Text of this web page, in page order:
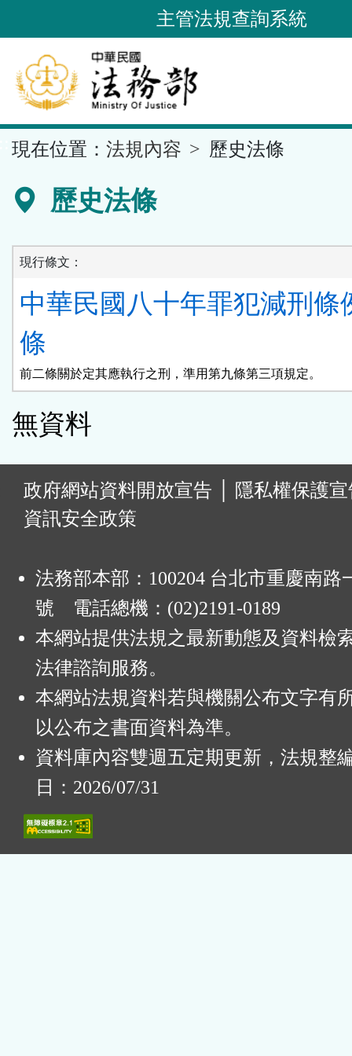
到
要
內
容
區
主管法規查詢系統
現在位置： 法規內容 歷史法條
歷史法條
現行條文：
中華民國八十年罪犯減刑條
條
前二條關於定其應執行之刑，準用第九條第三項規定。
無資料
政府網站資料開放宣告
隱私權保護
資訊安全政策
法務部本部：100204 台北市重慶南路
號 電話總機：(02)2191-0189
本網站提供法規之最新動態及資料檢
法律諮詢服務。
本網站法規資料若與機關公布文字有
以公布之書面資料為準。
資料庫內容雙週五定期更新，法規整
日：2026/07/31